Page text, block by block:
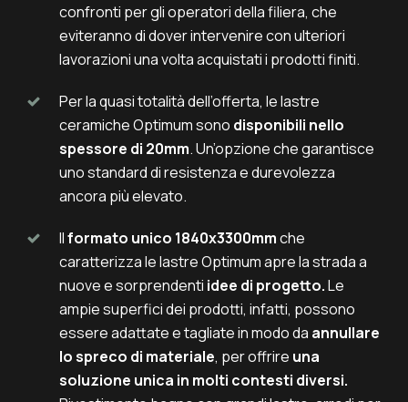
confronti per gli operatori della filiera, che
eviteranno di dover intervenire con ulteriori
lavorazioni una volta acquistati i prodotti finiti.
Per la quasi totalità dell’offerta, le lastre
ceramiche Optimum sono disponibili nello
spessore di 20mm. Un’opzione che garantisce
uno standard di resistenza e durevolezza
ancora più elevato.
Ilformato unico 1840x3300mmche
caratterizza le lastre Optimum apre la strada a
nuove e sorprendenti idee di progetto.Le
ampie superfici dei prodotti, infatti, possono
essere adattate e tagliate in modo da annullare
lo spreco di materiale, per offrire una
soluzione unica in molti contesti diversi.